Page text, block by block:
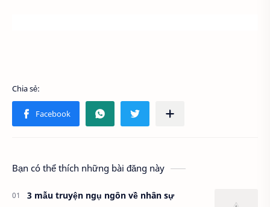
Bạn có thể thích những bài đăng này
3 mẫu truyện ngụ ngôn về nhân sự